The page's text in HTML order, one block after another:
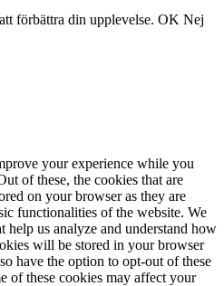
förbättra din upplevelse. OK Nej
your experience while you
of these, the cookies that are
on your browser as they are
functionalities of the website. We
help us analyze and understand how
will be stored in your browser
have the option to opt-out of these
of these cookies may affect your